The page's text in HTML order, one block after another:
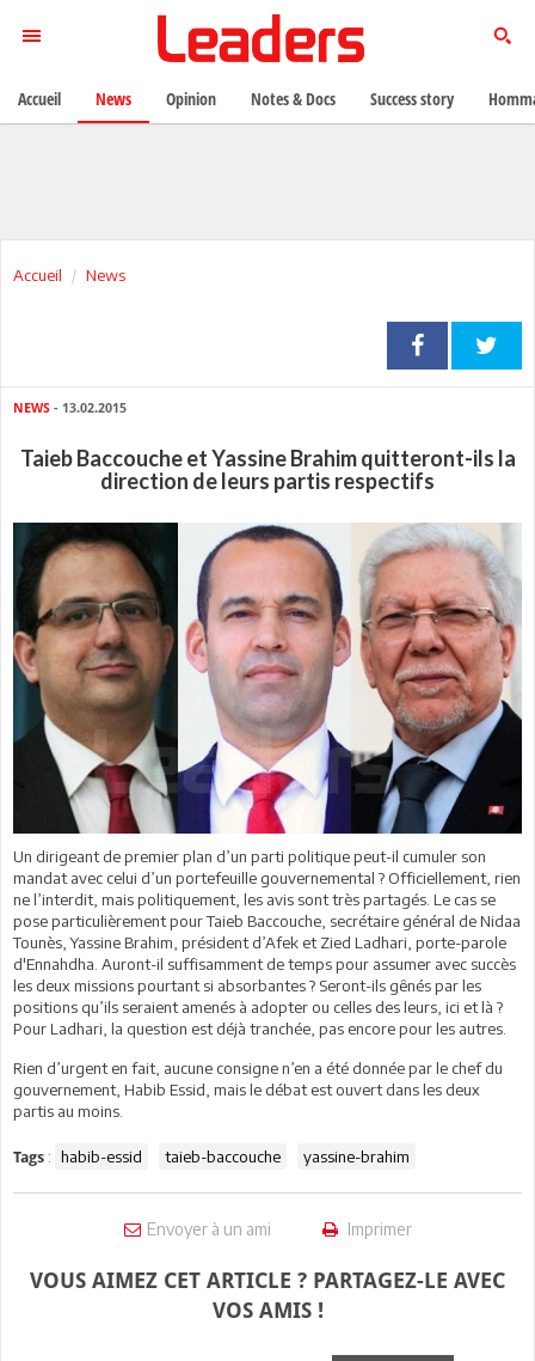
Accueil News
NEWS - 13.02.2015
Taieb Baccouche et Yassine Brahim quitteront-ils la
direction de leurs partis respectifs
Un dirigeant de premier plan d’un parti politique peut-il cumuler son
mandat avec celui d’un portefeuille gouvernemental ? Officiellement, rien
ne l’interdit, mais politiquement, les avis sont très partagés. Le cas se
pose particulièrement pour Taieb Baccouche, secrétaire général de Nidaa
Tounès, Yassine Brahim, président d’Afek et Zied Ladhari, porte-parole
d'Ennahdha. Auront-il suffisamment de temps pour assumer avec succès
les deux missions pourtant si absorbantes ? Seront-ils gênés par les
positions qu’ils seraient amenés à adopter ou celles des leurs, ici et là ?
Pour Ladhari, la question est déjà tranchée, pas encore pour les autres.
Rien d’urgent en fait, aucune consigne n’en a été donnée par le chef du
gouvernement, Habib Essid, mais le débat est ouvert dans les deux
partis au moins.
Tags : habib-essid taieb-baccouche yassine-brahim
Envoyer à un ami Imprimer
VOUS AIMEZ CET ARTICLE ? PARTAGEZ-LE AVEC
VOS AMIS !
Accueil News Opinion Notes & Docs Success story